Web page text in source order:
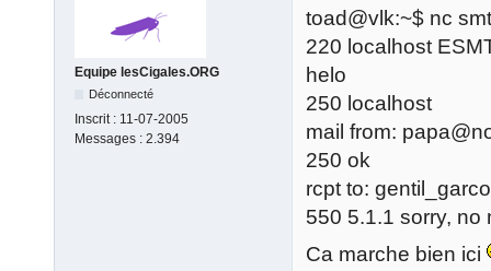
Equipe lesCigales.ORG
Déconnecté
Inscrit : 11-07-2005
Messages : 2.394
toad@vlk:~$ nc
220 localhost
helo
250 localhost
mail from:
250 ok
rcpt to:
550 5.1.1 sorry, no
Ca marche bien ici